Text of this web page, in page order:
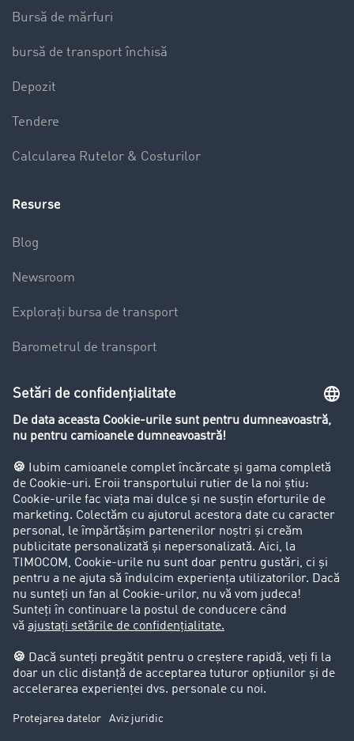
Bursă de mărfuri
bursă de transport închisă
Depozit
Tendere
Calcularea Rutelor & Costurilor
Resurse
Blog
Newsroom
Explorați bursa de transport
Barometrul de transport
Restricții de circulație pentru autocamioane
Firma
Success Stories
Clienții aduc clienți
Aspecte legale
Impressum
Protecția datelor
Cookie-Einstellungen